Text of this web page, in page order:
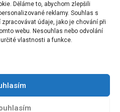
Děláme to, abychom zlepšili
reklamy. Souhlas s
údaje, jako je chování při
webu. Nesouhlas nebo odvolání
vlastnosti a funkce.